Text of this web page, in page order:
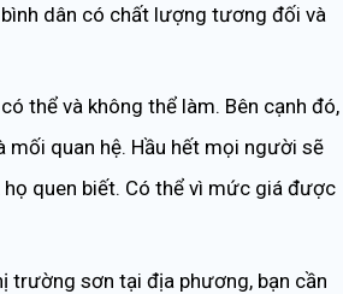
dân có chất lượng tương đối và
thể và không thể làm. Bên cạnh đó,
mối quan hệ. Hầu hết mọi người sẽ
quen biết. Có thể vì mức giá được
trường sơn tại địa phương, bạn cần